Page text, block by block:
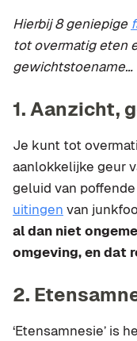
Hierbij 8 geniepige
tot overmatig eten
gewichtstoename…
1. Aanzicht,
Je kunt tot
aanlokkelijke geur
geluid van
uitingen van
al dan niet
omgeving, en dat
2.
‘Etensamnesie’ is